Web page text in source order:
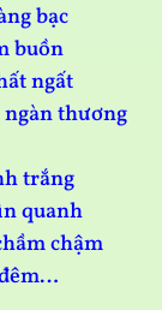
bạc
buồn
ngất
thương
trắng
quanh
chậm